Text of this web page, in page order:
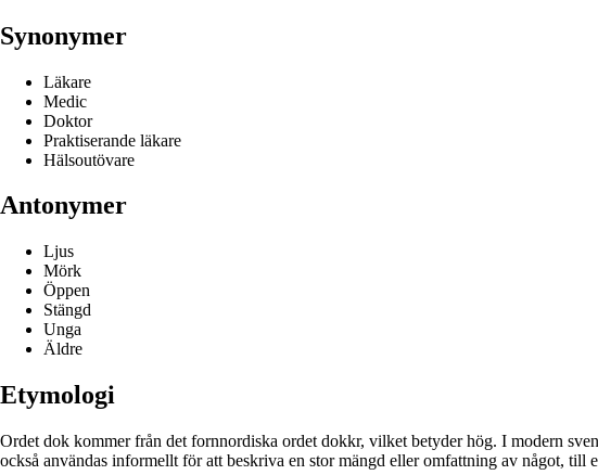
Synonymer
Läkare
Medic
Doktor
Praktiserande läkare
Hälsoutövare
Antonymer
Ljus
Mörk
Öppen
Stängd
Unga
Äldre
Etymologi
Ordet dok kommer från det fornnordiska ordet dokkr, vilket betyder hög. I modern
också användas informellt för att beskriva en stor mängd eller omfattning av något, till